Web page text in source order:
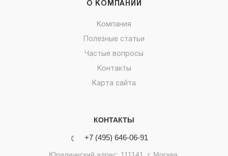
О КОМПАНИИ
Компания
Полезные статьи
Частые вопросы
Контакты
Карта сайта
КОНТАКТЫ
+7 (495) 646-06-91